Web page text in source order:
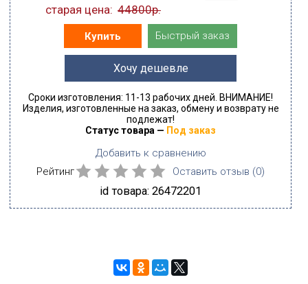
старая цена: 44800р.
Купить Быстрый заказ
Хочу дешевле
Сроки изготовления: 11-13 рабочих дней. ВНИМАНИЕ!
Изделия, изготовленные на заказ, обмену и возврату не
подлежат!
Статус товара — Под заказ
Добавить к сравнению
Рейтинг
Оставить отзыв (0)
id товара: 26472201